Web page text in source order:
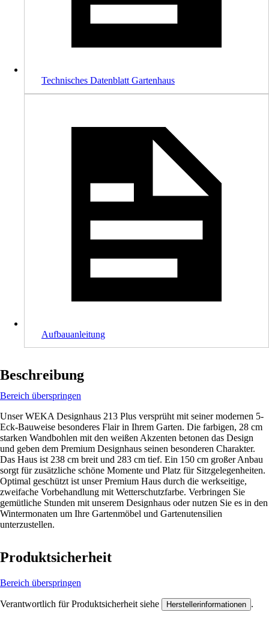
Technisches Datenblatt Gartenhaus
Aufbauanleitung
Beschreibung
Bereich überspringen
Unser WEKA Designhaus 213 Plus versprüht mit seiner modernen 5-
Eck-Bauweise besonderes Flair in Ihrem Garten. Die farbigen, 28 cm
starken Wandbohlen mit den weißen Akzenten betonen das Design
und geben dem Premium Designhaus seinen besonderen Charakter.
Das Haus ist 238 cm breit und 283 cm tief. Ein 150 cm großer Anbau
sorgt für zusätzliche schöne Momente und Platz für Sitzgelegenheiten.
Optimal geschützt ist unser Premium Haus durch die werkseitige,
zweifache Vorbehandlung mit Wetterschutzfarbe. Verbringen Sie
gemütliche Stunden mit unserem Designhaus oder nutzen Sie es in den
Wintermonaten um Ihre Gartenmöbel und Gartenutensilien
unterzustellen.
Produktsicherheit
Bereich überspringen
Verantwortlich für Produktsicherheit siehe Herstellerinformationen .